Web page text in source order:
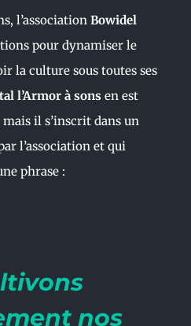
l’association Bowidel
pour dynamiser le
la culture sous toutes ses
l’Armor à sons en est
il s’inscrit dans un
l’association et qui
phrase :
nos